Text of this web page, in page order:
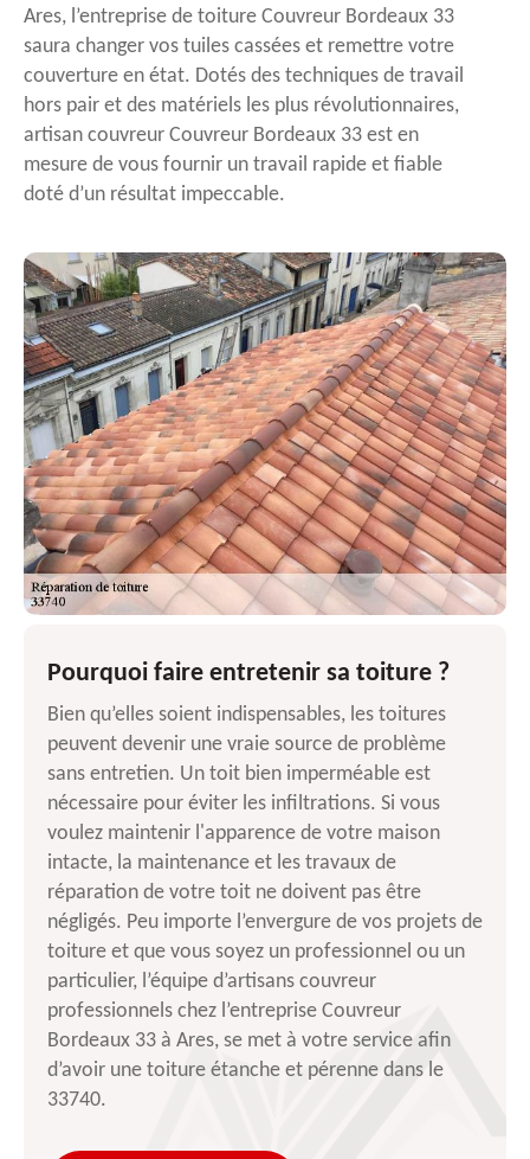
Ares, l’entreprise de toiture Couvreur Bordeaux 33
saura changer vos tuiles cassées et remettre votre
couverture en état. Dotés des techniques de travail
hors pair et des matériels les plus révolutionnaires,
artisan couvreur Couvreur Bordeaux 33 est en
mesure de vous fournir un travail rapide et fiable
doté d’un résultat impeccable.
Pourquoi faire entretenir sa toiture ?
Bien qu’elles soient indispensables, les toitures
peuvent devenir une vraie source de problème
sans entretien. Un toit bien imperméable est
nécessaire pour éviter les infiltrations. Si vous
voulez maintenir l'apparence de votre maison
intacte, la maintenance et les travaux de
réparation de votre toit ne doivent pas être
négligés. Peu importe l’envergure de vos projets de
toiture et que vous soyez un professionnel ou un
particulier, l’équipe d’artisans couvreur
professionnels chez l’entreprise Couvreur
Bordeaux 33 à Ares, se met à votre service afin
d’avoir une toiture étanche et pérenne dans le
33740.